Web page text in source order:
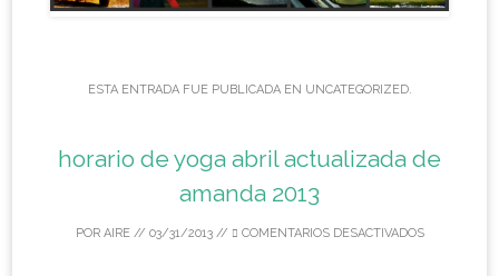
ESTA ENTRADA FUE PUBLICADA EN UNCATEGORIZED.
horario de yoga abril actualizada de
amanda 2013
POR AIRE// 03/31/2013// COMENTARIOS DESACTIVADOS